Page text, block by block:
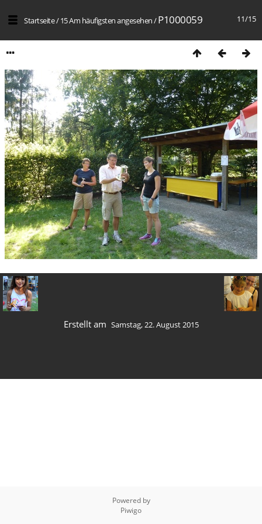
11/15
Startseite/15 Am häufigsten angesehen/P1000059
Erstellt am Samstag, 22. August 2015
Powered by
Piwigo